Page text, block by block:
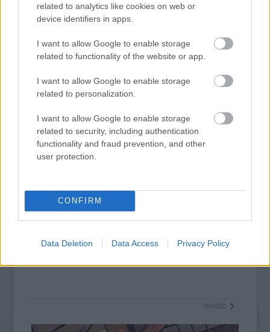
related to analytics like cookies on web or
device identifiers in apps.
I want to allow Google to enable storage
related to functionality of the website or app.
I want to allow Google to enable storage
related to personalization.
I want to allow Google to enable storage
related to security, including authentication
functionality and fraud prevention, and other
user protection.
CONFIRM
Data Deletion Data Access Privacy Policy
tovább
Valóra vált a Sex Pistols álma
Egyesült Királyságban.
tovább